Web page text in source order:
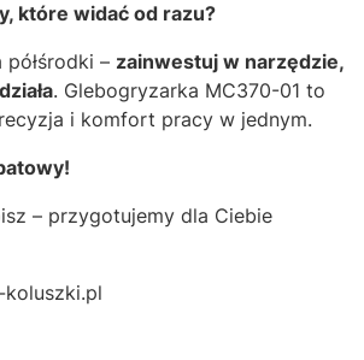
które widać od razu?
– zainwestuj w narzędzie,
. Glebogryzarka MC370-01 to
i komfort pracy w jednym.
– przygotujemy dla Ciebie
koluszki.pl